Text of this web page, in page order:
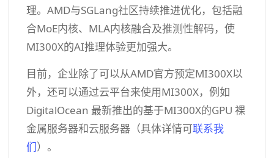
理。AMD与SGLang社区持续推进优化，包括融
合MoE内核、MLA内核融合及推测性解码，使
MI300X的AI推理体验更加强大。
目前，企业除了可以从AMD官方预定MI300X以
外，还可以通过云平台来使用MI300X，例如
DigitalOcean 最新推出的基于MI300X的GPU 裸
金属服务器和云服务器（具体详情可联系我
们）。